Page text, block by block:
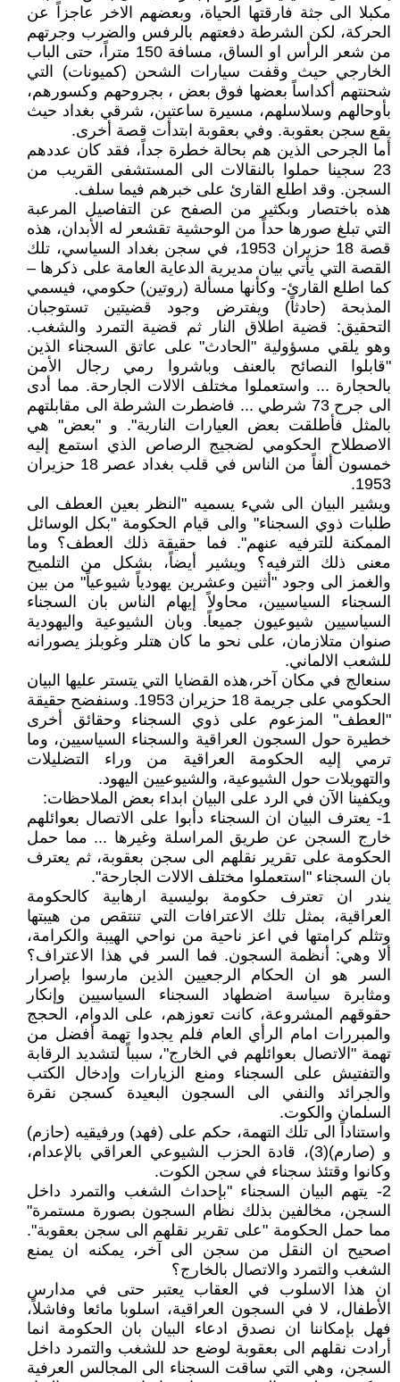
مكبلا الى جثة فارقتها الحياة، وبعضهم الاخر عاجزاً عن
الحركة، لكن الشرطة دفعتهم بالرفس والضرب وجرتهم
من شعر الرأس او الساق، مسافة 150 متراً، حتى الباب
الخارجي حيث وقفت سيارات الشحن (كميونات) التي
شحنتهم أكداساً بعضها فوق بعض ، بجروحهم وكسورهم،
بأوحالهم وسلاسلهم، مسيرة ساعتين، شرقي بغداد حيث
يقع سجن بعقوبة. وفي بعقوبة ابتدأت قصة أخرى.
أما الجرحى الذين هم بحالة خطرة جداً، فقد كان عددهم
23 سجينا حملوا بالنقالات الى المستشفى القريب من
السجن. وقد اطلع القارئ على خبرهم فيما سلف.
هذه باختصار وبكثير من الصفح عن التفاصيل المرعبة
التي تبلغ صورها حداً من الوحشية تقشعر له الأبدان، هذه
قصة 18 حزيران 1953، في سجن بغداد السياسي، تلك
القصة التي يأتي بيان مديرية الدعاية العامة على ذكرها –
كما اطلع القارئ- وكأنها مسألة (روتين) حكومي، فيسمي
المذبحة (حادثاً) ويفترض وجود قضيتين تستوجبان
التحقيق: قضية اطلاق النار ثم قضية التمرد والشغب.
وهو يلقي مسؤولية "الحادث" على عاتق السجناء الذين
"قابلوا النصائح بالعنف وباشروا رمي رجال الأمن
بالحجارة ... واستعملوا مختلف الالات الجارحة. مما أدى
الى جرح 73 شرطي ... فاضطرت الشرطة الى مقابلتهم
بالمثل فأطلقت بعض العيارات النارية". و "بعض" هي
الاصطلاح الحكومي لضجيج الرصاص الذي استمع إليه
خمسون ألفاً من الناس في قلب بغداد عصر 18 حزيران
1953.
ويشير البيان الى شيء يسميه "النظر بعين العطف الى
طلبات ذوي السجناء" والى قيام الحكومة "بكل الوسائل
الممكنة للترفيه عنهم". فما حقيقة ذلك العطف؟ وما
معنى ذلك الترفيه؟ ويشير أيضاً، بشكل من التلميح
والغمز الى وجود "أثنين وعشرين يهودياً شيوعياً" من بين
السجناء السياسيين، محاولاً إيهام الناس بان السجناء
السياسيين شيوعيون جميعاً. وبان الشيوعية واليهودية
صنوان متلازمان، على نحو ما كان هتلر وغوبلز يصورانه
للشعب الالماني.
سنعالج في مكان آخر،هذه القضايا التي يتستر عليها البيان
الحكومي على جريمة 18 حزيران 1953. وسنفضح حقيقة
"العطف" المزعوم على ذوي السجناء وحقائق أخرى
خطيرة حول السجون العراقية والسجناء السياسيين، وما
ترمي إليه الحكومة العراقية من وراء التضليلات
والتهويلات حول الشيوعية، والشيوعيين اليهود.
ويكفينا الآن في الرد على البيان ابداء بعض الملاحظات:
1- يعترف البيان ان السجناء دأبوا على الاتصال بعوائلهم
خارج السجن عن طريق المراسلة وغيرها ... مما حمل
الحكومة على تقرير نقلهم الى سجن بعقوبة، ثم يعترف
بان السجناء "استعملوا مختلف الالات الجارحة".
يندر ان تعترف حكومة بوليسية ارهابية كالحكومة
العراقية، بمثل تلك الاعترافات التي تنتقص من هيبتها
وتثلم كرامتها في اعز ناحية من نواحي الهيبة والكرامة،
ألا وهي: أنظمة السجون. فما السر في هذا الاعتراف؟
السر هو ان الحكام الرجعيين الذين مارسوا بإصرار
ومثابرة سياسة اضطهاد السجناء السياسيين وإنكار
حقوقهم المشروعة، كانت تعوزهم، على الدوام، الحجج
والمبررات امام الرأي العام فلم يجدوا تهمة أفضل من
تهمة "الاتصال بعوائلهم في الخارج"، سبباً لتشديد الرقابة
والتفتيش على السجناء ومنع الزيارات وإدخال الكتب
والجرائد والنفي الى السجون البعيدة كسجن نقرة
السلمان والكوت.
واستناداً الى تلك التهمة، حكم على (فهد) ورفيقيه (حازم)
و (صارم)(3)، قادة الحزب الشيوعي العراقي بالإعدام،
وكانوا وقتئذ سجناء في سجن الكوت.
2- يتهم البيان السجناء "بإحداث الشغب والتمرد داخل
السجن، مخالفين بذلك نظام السجون بصورة مستمرة"
مما حمل الحكومة "على تقرير نقلهم الى سجن بعقوبة".
اصحيح ان النقل من سجن الى آخر، يمكنه ان يمنع
الشغب والتمرد والاتصال بالخارج؟
ان هذا الاسلوب في العقاب يعتبر حتى في مدارس
الأطفال، لا في السجون العراقية، اسلوبا مائعا وفاشلاً،
فهل بإمكاننا ان نصدق ادعاء البيان بان الحكومة انما
أرادت نقلهم الى بعقوبة لوضع حد للشغب والتمرد داخل
السجن، وهي التي ساقت السجناء الى المجالس العرفية